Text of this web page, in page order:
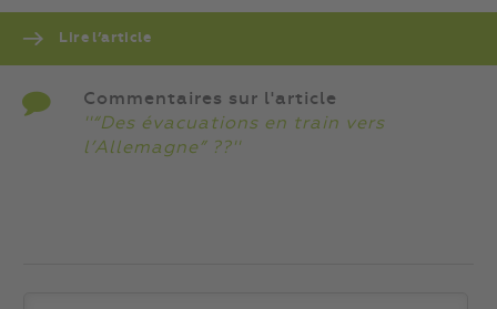
Lire l’article
Commentaires sur l'article
''“Des évacuations en train vers
l’Allemagne” ??''